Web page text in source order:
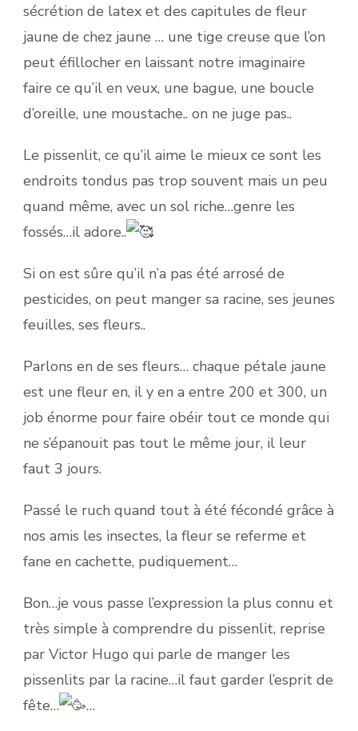
sécrétion de latex et des capitules de fleur
jaune de chez jaune … une tige creuse que l’on
peut éfillocher en laissant notre imaginaire
faire ce qu’il en veux, une bague, une boucle
d’oreille, une moustache.. on ne juge pas..
Le pissenlit, ce qu’il aime le mieux ce sont les
endroits tondus pas trop souvent mais un peu
quand même, avec un sol riche…genre les
fossés…il adore..
Si on est sûre qu’il n’a pas été arrosé de
pesticides, on peut manger sa racine, ses jeunes
feuilles, ses fleurs..
Parlons en de ses fleurs… chaque pétale jaune
est une fleur en, il y en a entre 200 et 300, un
job énorme pour faire obéir tout ce monde qui
ne s’épanouit pas tout le même jour, il leur
faut 3 jours.
Passé le ruch quand tout à été fécondé grâce à
nos amis les insectes, la fleur se referme et
fane en cachette, pudiquement…
Bon…je vous passe l’expression la plus connu et
très simple à comprendre du pissenlit, reprise
par Victor Hugo qui parle de manger les
pissenlits par la racine…il faut garder l’esprit de
fête…
…